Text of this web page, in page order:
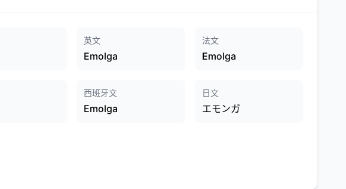
英文
Emolga
法文
Emolga
西班牙文
Emolga
日文
エモンガ